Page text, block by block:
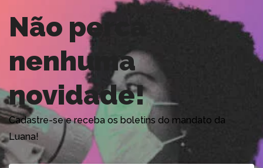
Não perca
nenhuma
novidade!
Cadastre-se e receba os boletins do mandato da
Luana!